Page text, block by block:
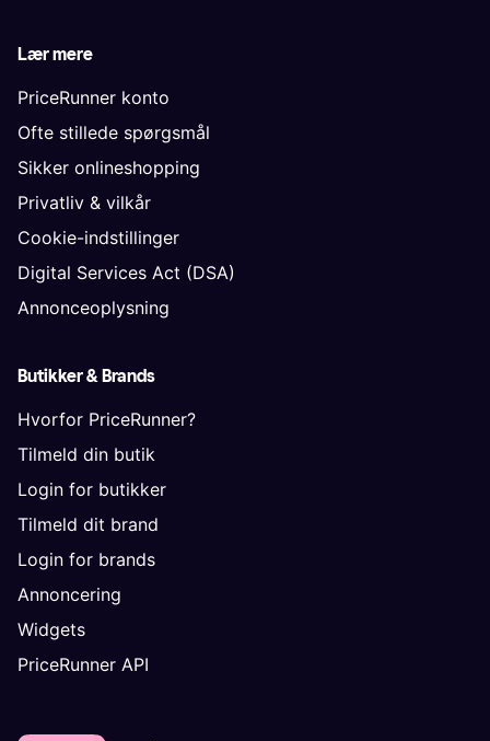
Lær mere
PriceRunner konto
Ofte stillede spørgsmål
Sikker onlineshopping
Privatliv & vilkår
Cookie-indstillinger
Digital Services Act (DSA)
Annonceoplysning
Butikker & Brands
Hvorfor PriceRunner?
Tilmeld din butik
Login for butikker
Tilmeld dit brand
Login for brands
Annoncering
Widgets
PriceRunner API